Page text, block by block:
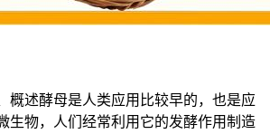
概述酵母是人类应用比较早的，也是应
生物，人们经常利用它的发酵作用制造